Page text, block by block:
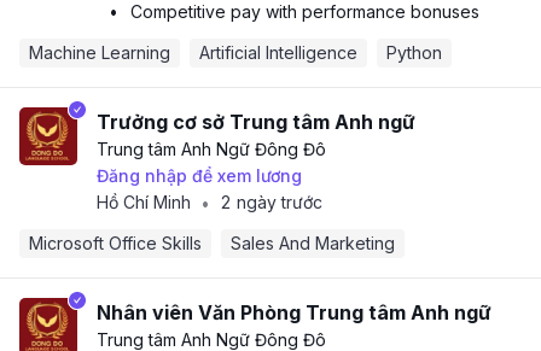
•
Competitive pay with performance bonuses
Machine Learning
Artificial Intelligence Python
Trưởng cơ sở Trung tâm Anh ngữ
Trung tâm Anh Ngữ Đông Đô
Đăng nhập để xem lương
Hồ Chí Minh
•
2 ngày trước
Microsoft Office Skills
Sales And Marketing
Nhân viên Văn Phòng Trung tâm Anh ngữ
Trung tâm Anh Ngữ Đông Đô